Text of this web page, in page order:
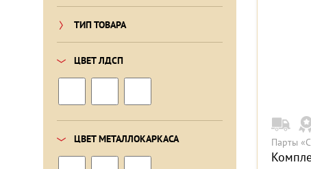
ТИП ТОВАРА
ЦВЕТ ЛДСП
ЦВЕТ МЕТАЛЛОКАРКАСА Парты